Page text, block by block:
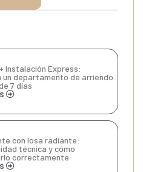
Instalación Express:
un departamento de arriendo
7 días
con losa radiante:
técnica y cómo
correctamente